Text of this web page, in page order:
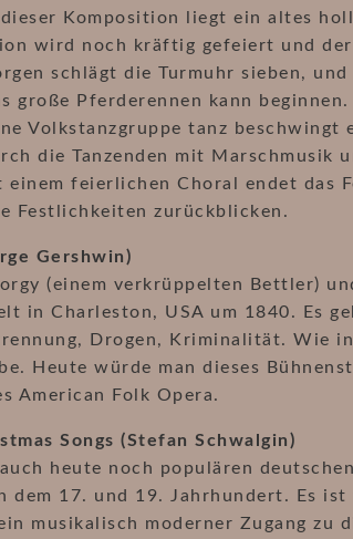
dieser Komposition liegt ein altes
wird noch kräftig gefeiert und
schlägt die Turmuhr sieben,
große Pferderennen kann
Volkstanzgruppe tanz beschwingt
die Tanzenden mit Marschmusik
feierlichen Choral endet das
Festlichkeiten zurückblicken.
Gershwin)
(einem verkrüppelten Bettler)
in Charleston, USA um 1840. Es
Drogen, Kriminalität. Wie
Heute würde man dieses
American Folk Opera.
Songs (Stefan Schwalgin)
heute noch populären
dem 17. und 19. Jahrhundert. Es ist
musikalisch moderner Zugang zu